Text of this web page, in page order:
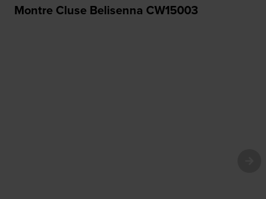
Montre Cluse Belisenna CW15003